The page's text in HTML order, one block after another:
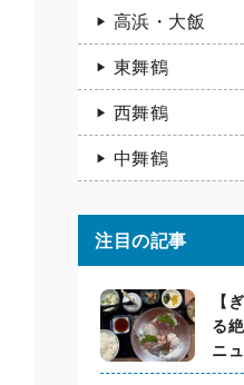
高浜・大飯
東舞鶴
西舞鶴
中舞鶴
注目の記事
【
る
ニ